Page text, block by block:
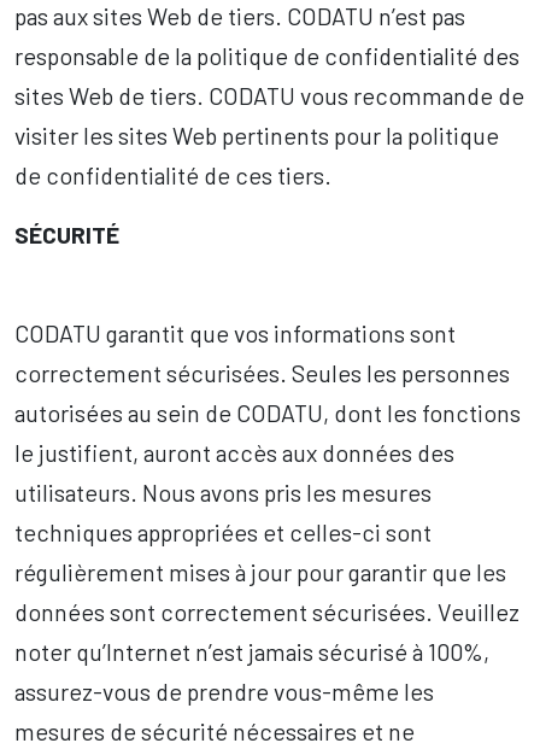
pas aux sites Web de tiers. CODATU n’est pas
responsable de la politique de confidentialité des
sites Web de tiers. CODATU vous recommande de
visiter les sites Web pertinents pour la politique
de confidentialité de ces tiers.
SÉCURITÉ
CODATU garantit que vos informations sont
correctement sécurisées. Seules les personnes
autorisées au sein de CODATU, dont les fonctions
le justifient, auront accès aux données des
utilisateurs. Nous avons pris les mesures
techniques appropriées et celles-ci sont
régulièrement mises à jour pour garantir que les
données sont correctement sécurisées. Veuillez
noter qu’Internet n’est jamais sécurisé à 100%,
assurez-vous de prendre vous-même les
mesures de sécurité nécessaires et ne